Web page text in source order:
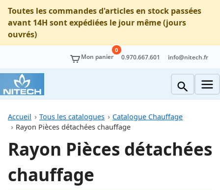
Toutes les commandes d'articles en stock passées
avant 14H sont expédiées le jour même (jours
ouvrés)
Mon panier
0
0.970.667.601 info@nitech.fr
Accueil Tous les catalogues
Catalogue Chauffage
Rayon Pièces détachées chauffage
Rayon Pièces détachées
chauffage